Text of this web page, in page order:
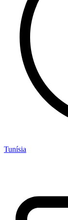
Tunísia